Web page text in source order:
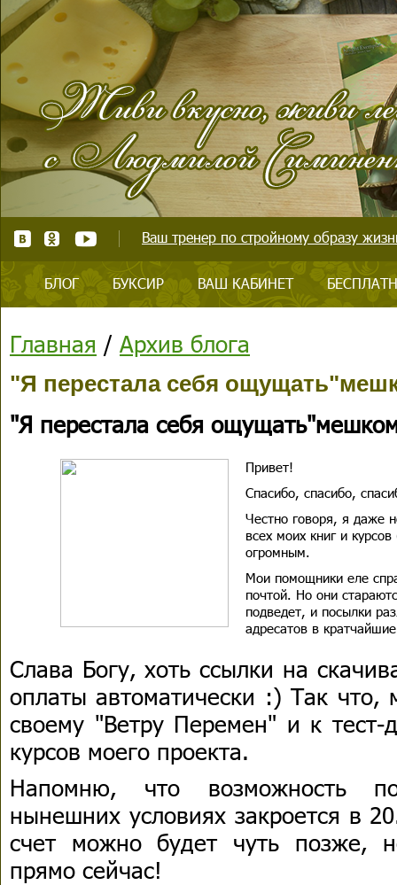
Ваш тренер по стройному образу
БЛОГ БУКСИР ВАШ КАБИНЕТ
Главная / Архив блога
"Я перестала себя
"Я перестала себя
Привет!
Спасибо, спасибо,
Честно говоря, я даже
всех моих книг и
огромным.
Мои помощники еле
почтой. Но они
подведет, и посылки
адресатов в
Слава Богу, хоть ссылки на
оплаты автоматически :) Так что,
своему "Ветру Перемен" и к тест-
курсов моего проекта.
Напомню, что возможность
нынешних условиях закроется в
счет можно будет чуть позже,
прямо сейчас!